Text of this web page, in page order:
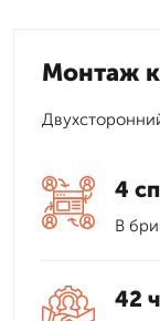
Монтаж
4
В
42